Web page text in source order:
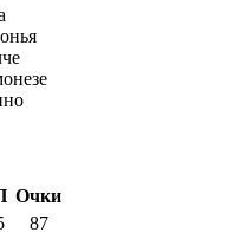
Очки
87